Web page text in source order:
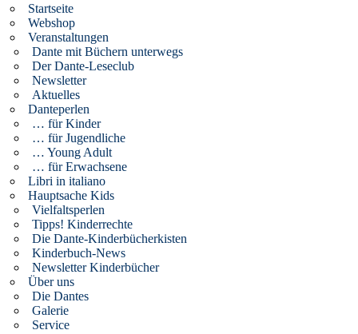
Startseite
Webshop
Veranstaltungen
Dante mit Büchern unterwegs
Der Dante-Leseclub
Newsletter
Aktuelles
Danteperlen
… für Kinder
… für Jugendliche
… Young Adult
… für Erwachsene
Libri in italiano
Hauptsache Kids
Vielfaltsperlen
Tipps! Kinderrechte
Die Dante-Kinderbücherkisten
Kinderbuch-News
Newsletter Kinderbücher
Über uns
Die Dantes
Galerie
Service